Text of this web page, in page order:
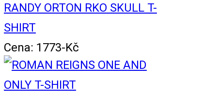
RANDY ORTON RKO SKULL T-
SHIRT
Cena: 1773-Kč